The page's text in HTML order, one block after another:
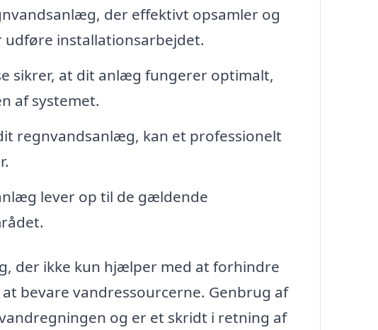
der effektivt opsamler og
installationsarbejdet.
sikrer, at dit anlæg fungerer optimalt,
af systemet.
regnvandsanlæg, kan et professionelt
lever op til de gældende
der ikke kun hjælper med at forhindre
bevare vandressourcerne. Genbrug af
og er et skridt i retning af